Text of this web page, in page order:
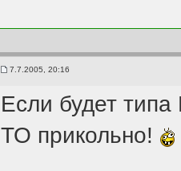
7.7.2005, 20:16
Если будет
ТО прикольно!